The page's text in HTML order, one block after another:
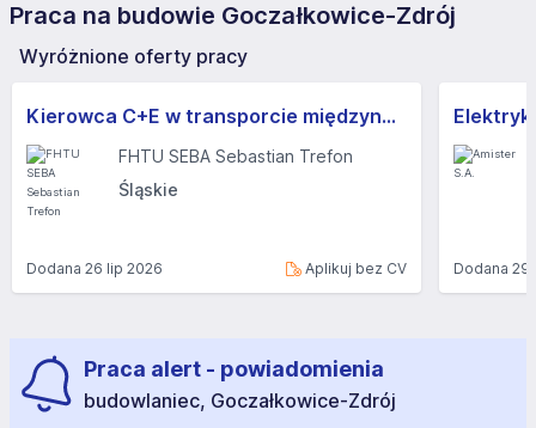
Praca na budowie Goczałkowice-Zdrój
Wyróżnione oferty pracy
Kierowca C+E w transporcie międzynarodowym (M/K) - możliwa praca dorywcza
FHTU SEBA Sebastian Trefon
Śląskie
Dodana 26 lip 2026 Aplikuj bez CV Dodana29
Praca alert - powiadomienia
budowlaniec, Goczałkowice-Zdrój